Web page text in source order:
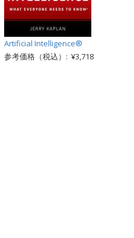
Artificial Intelligence®
参考価格（税込）: ¥3,718